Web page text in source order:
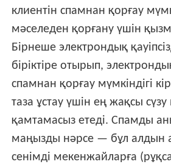
клиентін спамнан қорғау
мәселеден қорғану үшін
Бірнеше электрондық
біріктіре отырып,
спамнан қорғау мүмкіндігі
таза ұстау үшін ең жақсы сүзу
қамтамасыз етеді. Спамды
маңызды нәрсе — бұл алдын
сенімді мекенжайларға